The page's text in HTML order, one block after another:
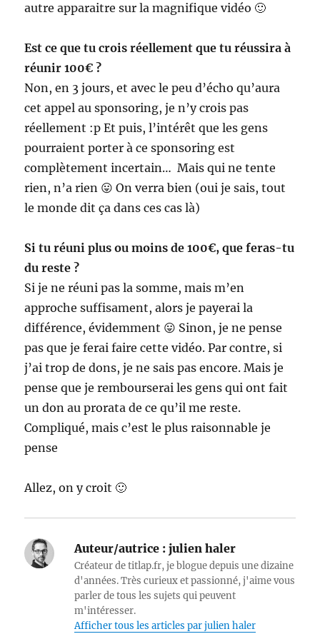
autre apparaitre sur la magnifique vidéo 🙂
Est ce que tu crois réellement que tu réussira à
réunir 100€ ?
Non, en 3 jours, et avec le peu d’écho qu’aura
cet appel au sponsoring, je n’y crois pas
réellement :p Et puis, l’intérêt que les gens
pourraient porter à ce sponsoring est
complètement incertain… Mais qui ne tente
rien, n’a rien 😛 On verra bien (oui je sais, tout
le monde dit ça dans ces cas là)
Si tu réuni plus ou moins de 100€, que feras-tu
du reste ?
Si je ne réuni pas la somme, mais m’en
approche suffisament, alors je payerai la
différence, évidemment 😛 Sinon, je ne pense
pas que je ferai faire cette vidéo. Par contre, si
j’ai trop de dons, je ne sais pas encore. Mais je
pense que je rembourserai les gens qui ont fait
un don au prorata de ce qu’il me reste.
Compliqué, mais c’est le plus raisonnable je
pense
Allez, on y croit 🙂
Auteur/autrice : julien haler
Créateur de titlap.fr, je blogue depuis une dizaine
d'années. Très curieux et passionné, j'aime vous
parler de tous les sujets qui peuvent
m'intéresser.
Afficher tous les articles par julien haler